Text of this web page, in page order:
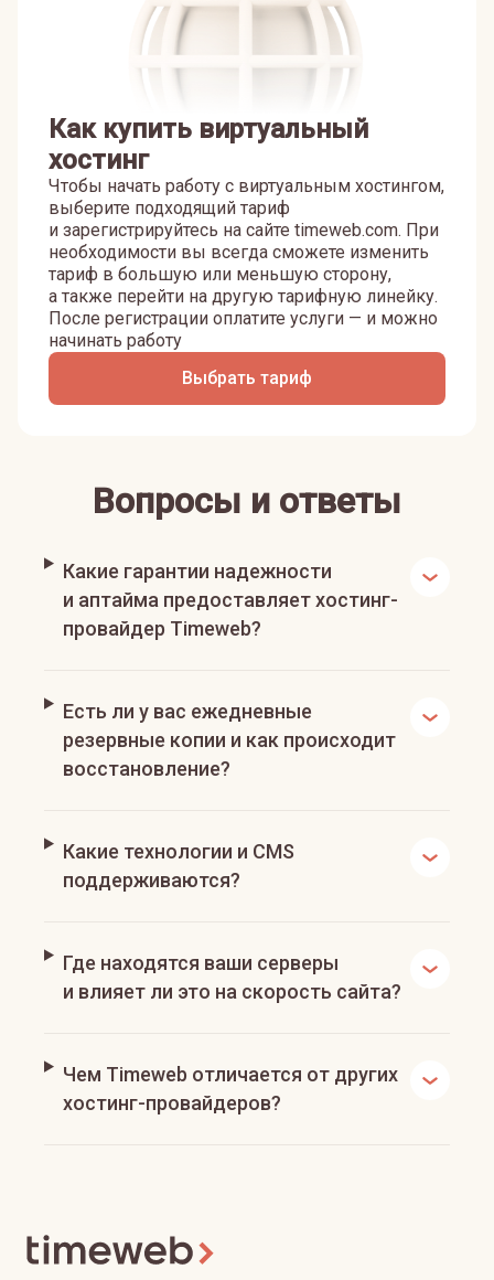
Как купить виртуальный
хостинг
Чтобы начать работу с виртуальным хостингом,
выберите подходящий тариф
и зарегистрируйтесь на сайте timeweb.com. При
необходимости вы всегда сможете изменить
тариф в большую или меньшую сторону,
а также перейти на другую тарифную линейку.
После регистрации оплатите услуги — и можно
начинать работу
Выбрать тариф
Вопросы и ответы
Какие гарантии надежности
и аптайма предоставляет хостинг-
провайдер Timeweb?
Есть ли у вас ежедневные
резервные копии и как происходит
восстановление?
Какие технологии и CMS
поддерживаются?
Где находятся ваши серверы
и влияет ли это на скорость сайта?
Чем Timeweb отличается от других
хостинг-провайдеров?